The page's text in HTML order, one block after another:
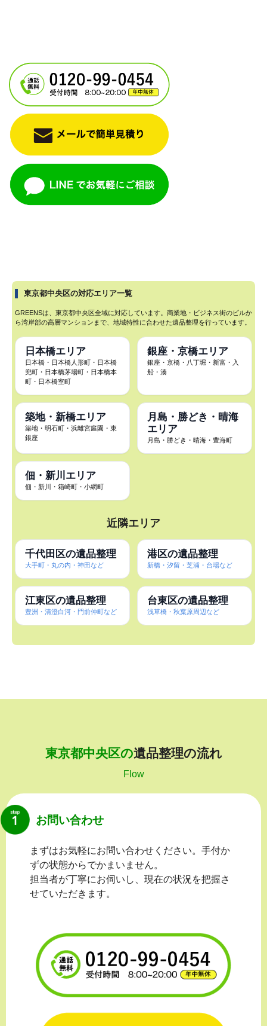
東京都中央区の対応エリア一覧
GREENSは、東京都中央区全域に対応しています。商業地・ビジネス街のビルか
ら湾岸部の高層マンションまで、地域特性に合わせた遺品整理を行っています。
日本橋エリア
日本橋・日本橋人形町・日本橋
兜町・日本橋茅場町・日本橋本
町・日本橋室町
銀座・京橋エリア
銀座・京橋・八丁堀・新富・入
船・湊
築地・新橋エリア
築地・明石町・浜離宮庭園・東
銀座
月島・勝どき・晴海
エリア
月島・勝どき・晴海・豊海町
佃・新川エリア
佃・新川・箱崎町・小網町
近隣エリア
千代田区の遺品整理
大手町・丸の内・神田など
港区の遺品整理
新橋・汐留・芝浦・台場など
江東区の遺品整理
豊洲・清澄白河・門前仲町など
台東区の遺品整理
浅草橋・秋葉原周辺など
東京都中央区の遺品整理の流れ
Flow
お問い合わせ
まずはお気軽にお問い合わせください。手付か
ずの状態からでかまいません。
担当者が丁寧にお伺いし、現在の状況を把握さ
せていただきます。